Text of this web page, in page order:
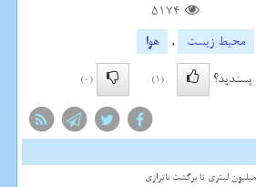
5174
محیط زیست ,
هوا
(1)
(0)